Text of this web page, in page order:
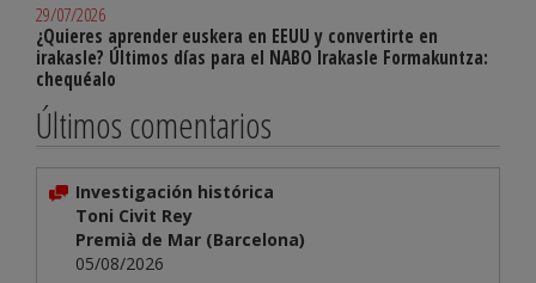
29/07/2026
¿Quieres aprender euskera en EEUU y convertirte en
irakasle? Últimos días para el NABO Irakasle Formakuntza:
chequéalo
Últimos comentarios
Investigación histórica
Toni Civit Rey
Premià de Mar (Barcelona)
05/08/2026